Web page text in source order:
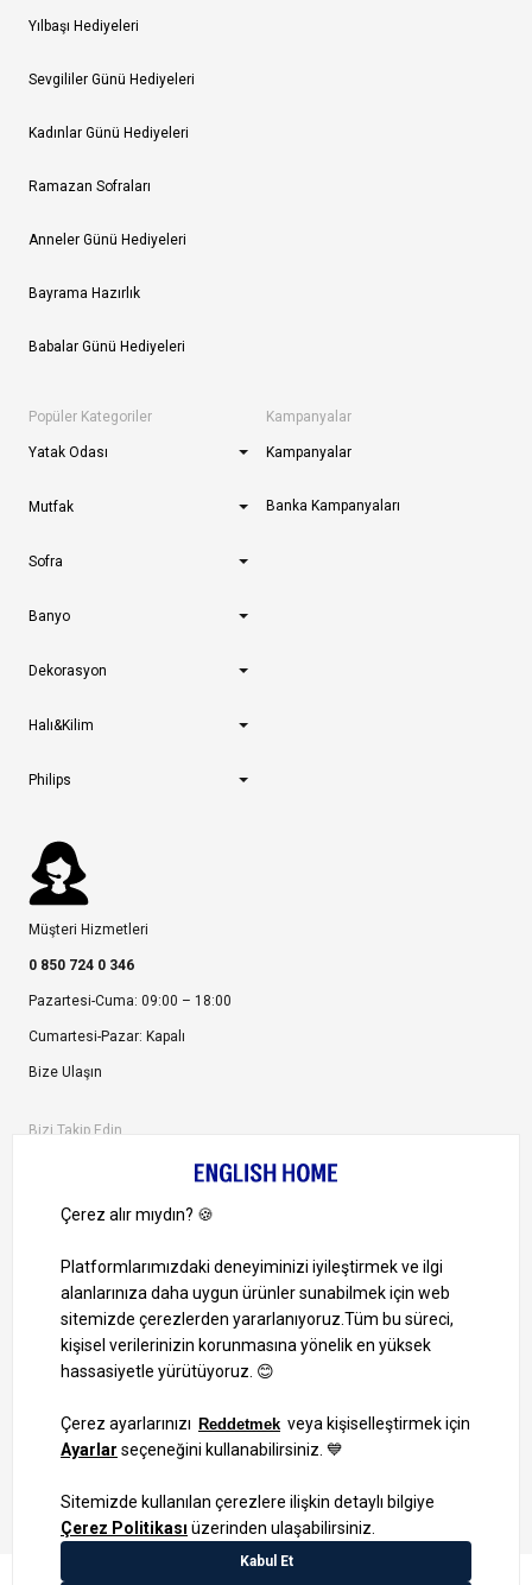
Yılbaşı Hediyeleri
Sevgililer Günü Hediyeleri
Kadınlar Günü Hediyeleri
Ramazan Sofraları
Anneler Günü Hediyeleri
Bayrama Hazırlık
Babalar Günü Hediyeleri
Popüler Kategoriler
Yatak Odası
Mutfak
Sofra
Banyo
Dekorasyon
Halı&Kilim
Philips
Kampanyalar
Kampanyalar
Banka Kampanyaları
Müşteri Hizmetleri
0 850 724 0 346
Pazartesi-Cuma: 09:00 – 18:00
Cumartesi-Pazar: Kapalı
Bize Ulaşın
Bizi Takip Edin
1000 TL ve Üzeri Alışverişlerinizde Kargo Bedava!
Bilgi Toplum Hizmetleri
KVKK Veri İşleme Politikamız
Site Haritası